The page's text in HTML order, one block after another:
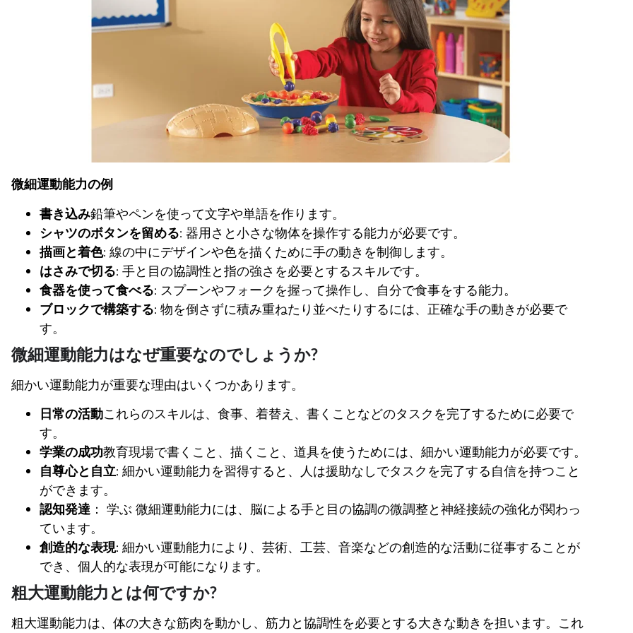
微細運動能力の例
書き込み鉛筆やペンを使って文字や単語を作ります。
シャツのボタンを留める: 器用さと小さな物体を操作する能力が必要です。
描画と着色: 線の中にデザインや色を描くために手の動きを制御します。
はさみで切る: 手と目の協調性と指の強さを必要とするスキルです。
食器を使って食べる: スプーンやフォークを握って操作し、自分で食事をする能力。
ブロックで構築する: 物を倒さずに積み重ねたり並べたりするには、正確な手の動きが必要で
す。
微細運動能力はなぜ重要なのでしょうか?
細かい運動能力が重要な理由はいくつかあります。
日常の活動これらのスキルは、食事、着替え、書くことなどのタスクを完了するために必要で
す。
学業の成功教育現場で書くこと、描くこと、道具を使うためには、細かい運動能力が必要です。
自尊心と自立: 細かい運動能力を習得すると、人は援助なしでタスクを完了する自信を持つこと
ができます。
認知発達 ： 学ぶ 微細運動能力には、脳による手と目の協調の微調整と神経接続の強化が関わっ
ています。
創造的な表現: 細かい運動能力により、芸術、工芸、音楽などの創造的な活動に従事することが
でき、個人的な表現が可能になります。
粗大運動能力とは何ですか?
粗大運動能力は、体の大きな筋肉を動かし、筋力と協調性を必要とする大きな動きを担います。これ